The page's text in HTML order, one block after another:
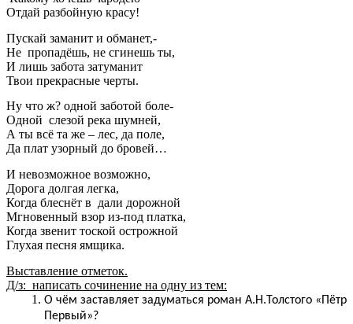
Отдай разбойную красу!
Пускай заманит и обманет,-
Не пропадёшь, не сгинешь ты,
И лишь забота затуманит
Твои прекрасные черты.
Ну что ж? одной заботой боле-
Одной слезой река шумней,
А ты всё та же – лес, да поле,
Да плат узорный до бровей…
И невозможное возможно,
Дорога долгая легка,
Когда блеснёт в дали дорожной
Мгновенный взор из-под платка,
Когда звенит тоской острожной
Глухая песня ямщика.
Выставление отметок.
Д/з: написать сочинение на одну из тем:
О чём заставляет задуматься роман А.Н.Толстого «Пётр
Первый»?